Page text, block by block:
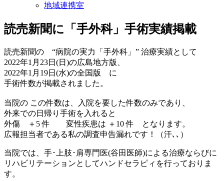
地域連携室
読売新聞に「手外科」手術実績掲載
読売新聞の “病院の実力「手外科」” 治療実績として
2022年1月23日(日)の広島地方版、
2022年1月19日(水)の全国版 に
手術件数が掲載されました。
当院の この件数は、入院を要した件数のみであり、
外来での日帰り手術を入れると
外傷 ＋5 件 変性疾患は ＋10 件 となります。
広報担当者である私の調査申告漏れです！（汗､､）
当院では、手･上肢･肩専門医(谷田医師)による治療ならびに
リハビリテーションとしてハンドセラピィを行っておりま
す。